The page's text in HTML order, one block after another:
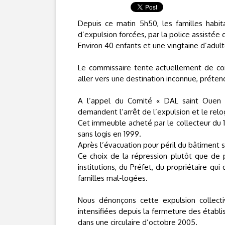
Depuis ce matin 5h50, les familles
d’expulsion forcées, par la police
Environ 40 enfants et une vingtaine
Le commissaire tente actuellement de
aller vers une destination inconnue,
A l’appel du Comité « DAL saint
demandent l’arrêt de l’expulsion et le
Cet immeuble acheté par le collecteur du
sans logis en 1999.
Après l’évacuation pour péril du bâtiment
Ce choix de la répression plutôt que
institutions, du Préfet, du propriétaire qui
familles mal-logées.
Nous dénonçons cette expulsion
intensifiées depuis la fermeture des
dans une circulaire d’octobre 2005.